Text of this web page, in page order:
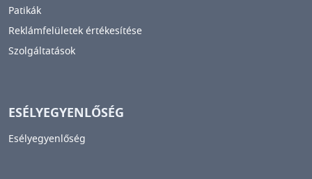
Patikák
Reklámfelületek értékesítése
Szolgáltatások
ESÉLYEGYENLŐSÉG
Esélyegyenlőség